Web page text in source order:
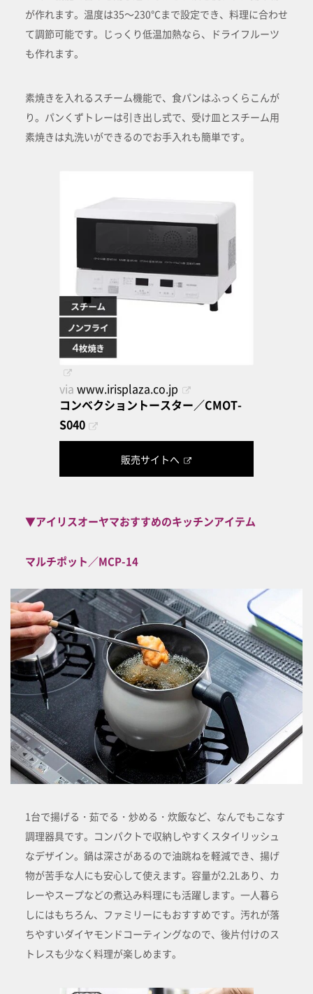
が作れます。温度は35～230℃まで設定でき、料理に合わせ
て調節可能です。じっくり低温加熱なら、ドライフルーツ
も作れます。
素焼きを入れるスチーム機能で、食パンはふっくらこんが
り。パンくずトレーは引き出し式で、受け皿とスチーム用
素焼きは丸洗いができるのでお手入れも簡単です。
via www.irisplaza.co.jp
コンベクショントースター／CMOT-
S040
販売サイトへ
▼アイリスオーヤマおすすめのキッチンアイテム
マルチポット／MCP-14
1台で揚げる・茹でる・炒める・炊飯など、なんでもこなす
調理器具です。コンパクトで収納しやすくスタイリッシュ
なデザイン。鍋は深さがあるので油跳ねを軽減でき、揚げ
物が苦手な人にも安心して使えます。容量が2.2Lあり、カ
レーやスープなどの煮込み料理にも活躍します。一人暮ら
しにはもちろん、ファミリーにもおすすめです。汚れが落
ちやすいダイヤモンドコーティングなので、後片付けのス
トレスも少なく料理が楽しめます。